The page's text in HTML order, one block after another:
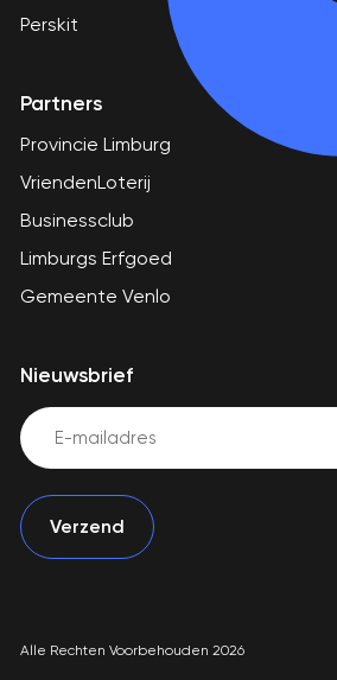
Perskit
Partners
Provincie Limburg
VriendenLoterij
Businessclub
Limburgs Erfgoed
Gemeente Venlo
Nieuwsbrief
Email
(Vereist)
Alle Rechten Voorbehouden 2026